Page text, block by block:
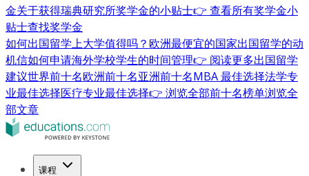
金关于获得瑞典研究所奖学金的小贴士👉 查看所有奖学金小
贴士查找奖学金
如何出国留学上大学值得吗？ 欧洲最便宜的国家出国留学的动
机信如何申请海外学校学生的时间管理👉 阅读更多出国留学
建议世界前十名欧洲前十名亚洲前十名MBA 最佳选择法学专
业最佳选择医疗专业最佳选择👉 浏览全部前十名榜单浏览全
部文章
课程